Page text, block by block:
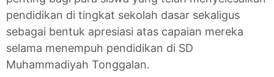
pendidikan di tingkat sekolah dasar sekaligus
sebagai bentuk apresiasi atas capaian mereka
selama menempuh pendidikan di SD
Muhammadiyah Tonggalan.